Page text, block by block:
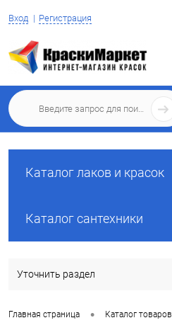
Вход Регистрация
Каталог лаков и красок
Каталог сантехники
Уточнить раздел
Главная страница • Каталог товаров